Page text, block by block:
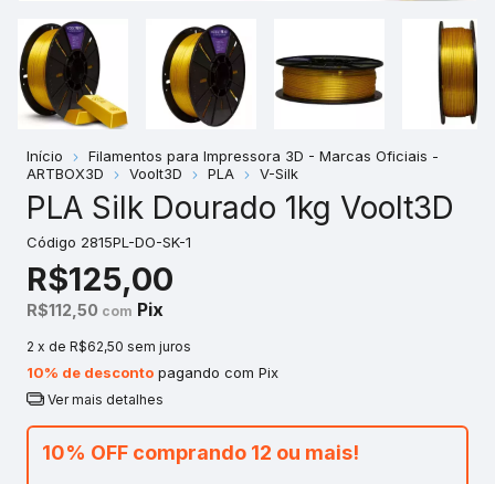
Início
Filamentos para Impressora 3D - Marcas Oficiais -
ARTBOX3D
Voolt3D PLA V-Silk
PLA Silk Dourado 1kg Voolt3D
Código 2815PL-DO-SK-1
R$125,00
R$112,50 com Pix
2 x de R$62,50 sem juros
10% de desconto pagando com Pix
Ver mais detalhes
10% OFF comprando 12 ou mais!